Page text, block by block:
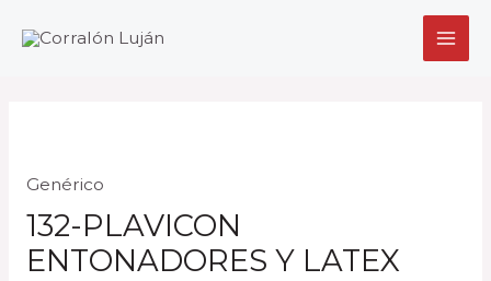
Genérico
132-PLAVICON
ENTONADORES Y LATEX